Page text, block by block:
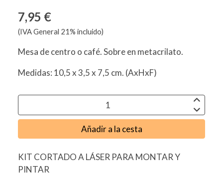
7,95 €
(IVA General 21% incluido)
Mesa de centro o café. Sobre en metacrilato.
Medidas: 10,5 x 3,5 x 7,5 cm. (AxHxF)
Añadir a la cesta
KIT CORTADO A LÁSER PARA MONTAR Y
PINTAR